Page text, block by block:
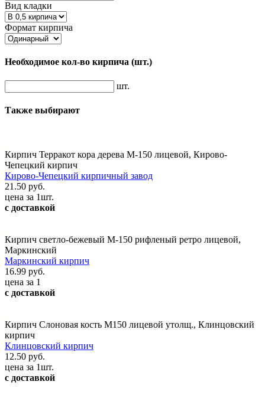
Вид кладки
Формат кирпича
Необходимое кол-во кирпича (шт.)
шт.
Также выбирают
Кирпич Терракот кора дерева М-150 лицевой, Кирово-
Чепецкий кирпич
Кирово-Чепецкий кирпичный завод
21.50 руб.
цена за 1шт.
с доставкой
Кирпич светло-бежевый М-150 рифленый ретро лицевой,
Маркинский
Маркинский кирпич
16.99 руб.
цена за 1
с доставкой
Кирпич Слоновая кость М150 лицевой утолщ., Клинцовский
кирпич
Клинцовский кирпич
12.50 руб.
цена за 1шт.
с доставкой